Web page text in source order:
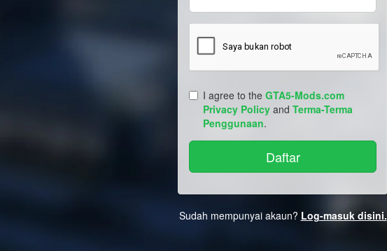
I agree to the GTA5-Mods.com
Privacy Policy and Terma-Terma
Penggunaan.
Sudah mempunyai akaun? Log-masuk disini.